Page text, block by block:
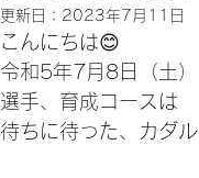
更新日： 2023年7月11日
こんにちは😊
令和5年7月8日（土）
選手、育成コースは
待ちに待った、カダ